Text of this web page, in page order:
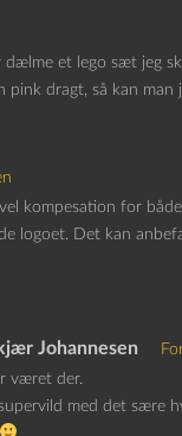
et lego sæt jeg
pink dragt, så kan man
kompesation for
logoet. Det kan
Johannesen
været der.
med det sære